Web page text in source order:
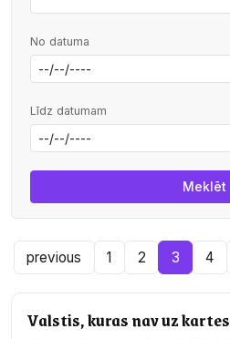
No datuma
Līdz datumam
previous 1 2 3 4
Valstis, kuras nav uz kartes